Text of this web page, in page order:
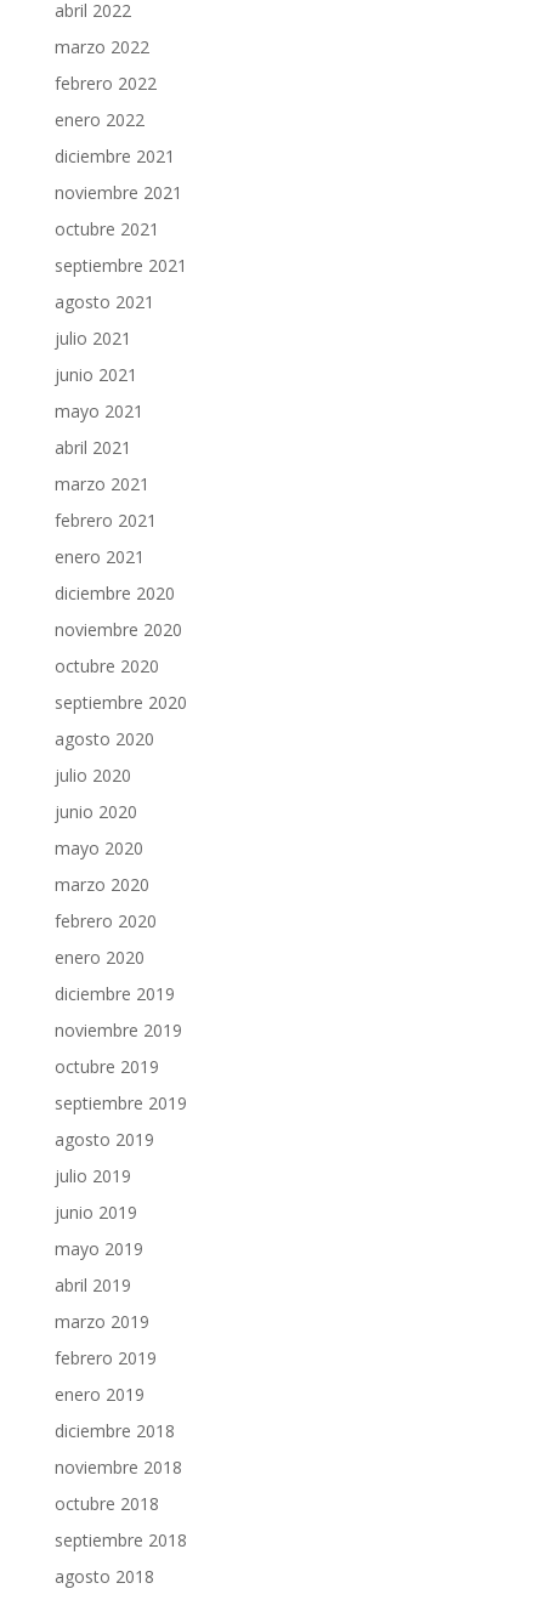
abril 2022
marzo 2022
febrero 2022
enero 2022
diciembre 2021
noviembre 2021
octubre 2021
septiembre 2021
agosto 2021
julio 2021
junio 2021
mayo 2021
abril 2021
marzo 2021
febrero 2021
enero 2021
diciembre 2020
noviembre 2020
octubre 2020
septiembre 2020
agosto 2020
julio 2020
junio 2020
mayo 2020
marzo 2020
febrero 2020
enero 2020
diciembre 2019
noviembre 2019
octubre 2019
septiembre 2019
agosto 2019
julio 2019
junio 2019
mayo 2019
abril 2019
marzo 2019
febrero 2019
enero 2019
diciembre 2018
noviembre 2018
octubre 2018
septiembre 2018
agosto 2018